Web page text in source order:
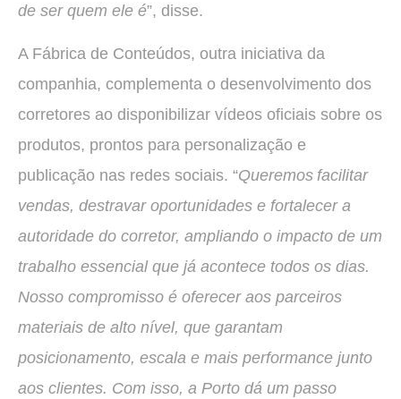
de ser quem ele é”, disse.
A Fábrica de Conteúdos, outra iniciativa da
companhia, complementa o desenvolvimento dos
corretores ao disponibilizar vídeos oficiais sobre os
produtos, prontos para personalização e
publicação nas redes sociais. “Queremos facilitar
vendas, destravar oportunidades e fortalecer a
autoridade do corretor, ampliando o impacto de um
trabalho essencial que já acontece todos os dias.
Nosso compromisso é oferecer aos parceiros
materiais de alto nível, que garantam
posicionamento, escala e mais performance junto
aos clientes. Com isso, a Porto dá um passo